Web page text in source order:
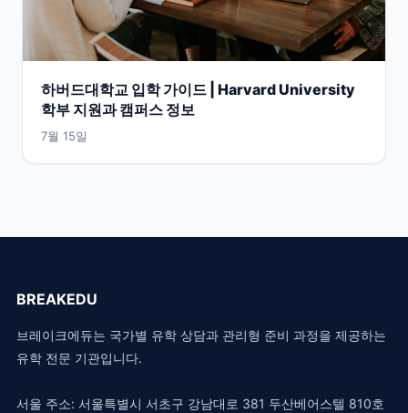
하버드대학교 입학 가이드 | Harvard University
학부 지원과 캠퍼스 정보
7월 15일
BREAKEDU
브레이크에듀는 국가별 유학 상담과 관리형 준비 과정을 제공하는
유학 전문 기관입니다.
서울 주소: 서울특별시 서초구 강남대로 381 두산베어스텔 810호